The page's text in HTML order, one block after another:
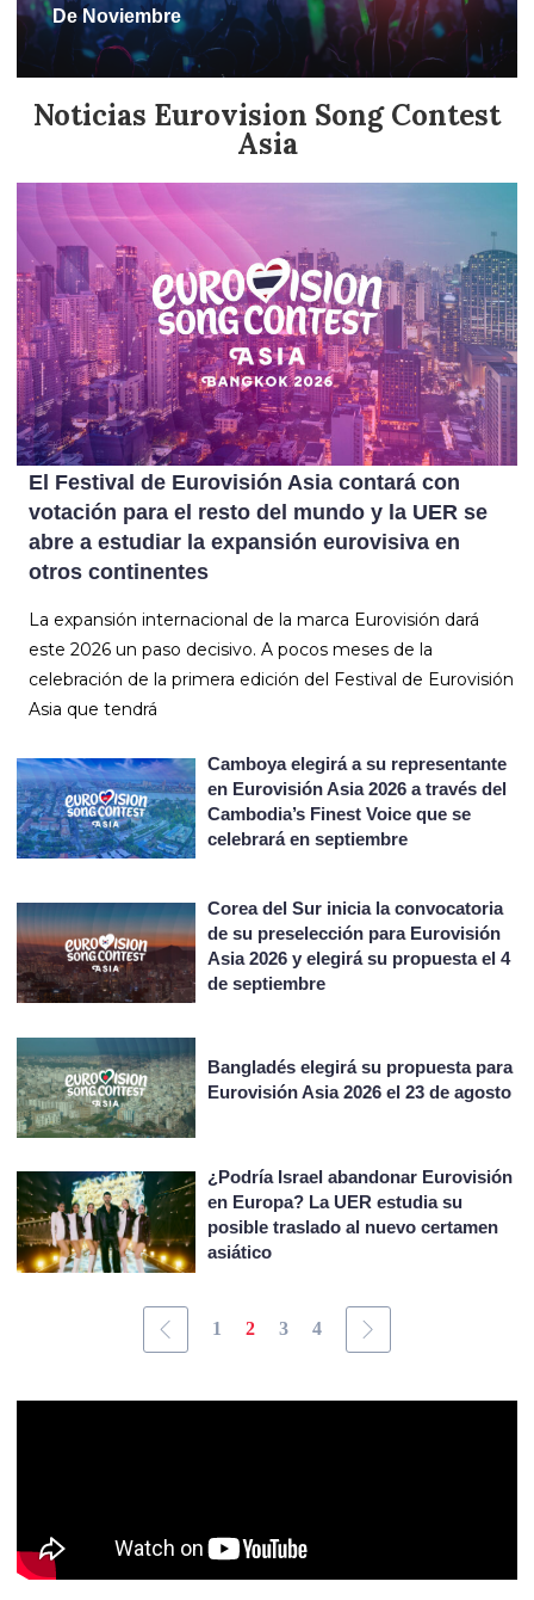
De Noviembre
Noticias Eurovision Song Contest
Asia
El Festival de Eurovisión Asia contará con
votación para el resto del mundo y la UER se
abre a estudiar la expansión eurovisiva en
otros continentes
La expansión internacional de la marca Eurovisión dará
este 2026 un paso decisivo. A pocos meses de la
celebración de la primera edición del Festival de Eurovisión
Asia que tendrá
Camboya elegirá a su representante
en Eurovisión Asia 2026 a través del
Cambodia’s Finest Voice que se
celebrará en septiembre
Corea del Sur inicia la convocatoria
de su preselección para Eurovisión
Asia 2026 y elegirá su propuesta el 4
de septiembre
Bangladés elegirá su propuesta para
Eurovisión Asia 2026 el 23 de agosto
¿Podría Israel abandonar Eurovisión
en Europa? La UER estudia su
posible traslado al nuevo certamen
asiático
1 2 3 4